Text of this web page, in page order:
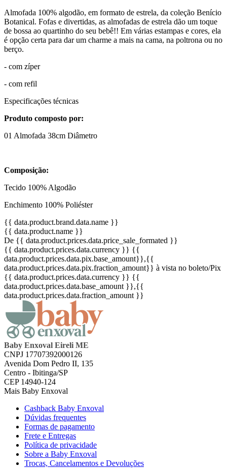
Almofada 100% algodão, em formato de estrela, da coleção Benício
Botanical. Fofas e divertidas, as almofadas de estrela dão um toque
de bossa ao quartinho do seu bebê!! Em várias estampas e cores, ela
é opção certa para dar um charme a mais na cama, na poltrona ou no
berço.
- com zíper
- com refil
Especificações técnicas
Produto composto por:
01 Almofada 38cm Diâmetro
Composição:
Tecido 100% Algodão
Enchimento 100% Poliéster
{{ data.product.brand.data.name }}
{{ data.product.name }}
De {{ data.product.prices.data.price_sale_formated }}
{{ data.product.prices.data.currency }} {{
data.product.prices.data.pix.base_amount}},{{
data.product.prices.data.pix.fraction_amount}} à vista no boleto/Pix
{{ data.product.prices.data.currency }} {{
data.product.prices.data.base_amount }},{{
data.product.prices.data.fraction_amount }}
Baby Enxoval Eireli ME
CNPJ 17707392000126
Avenida Dom Pedro II, 135
Centro - Ibitinga/SP
CEP 14940-124
Mais Baby Enxoval
Cashback Baby Enxoval
Dúvidas frequentes
Formas de pagamento
Frete e Entregas
Política de privacidade
Sobre a Baby Enxoval
Trocas, Cancelamentos e Devoluções